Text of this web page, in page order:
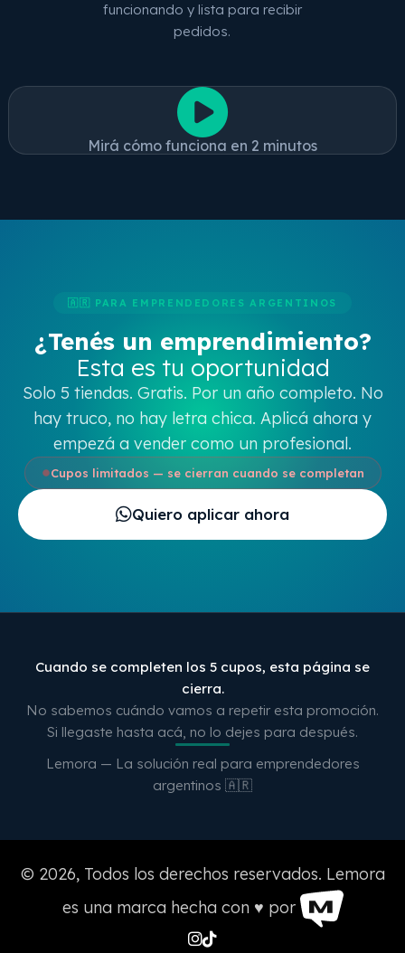
funcionando y lista para recibir
pedidos.
Mirá cómo funciona en 2 minutos
🇦🇷 PARA EMPRENDEDORES ARGENTINOS
¿Tenés un emprendimiento?
Esta es tu oportunidad
Solo 5 tiendas. Gratis. Por un año completo. No
hay truco, no hay letra chica. Aplicá ahora y
empezá a vender como un profesional.
Cupos limitados — se cierran cuando se completan
Quiero aplicar ahora
Urgencia —
Cuando se completen los 5 cupos, esta página se
cierra.
No sabemos cuándo vamos a repetir esta promoción.
Si llegaste hasta acá, no lo dejes para después.
Lemora — La solución real para emprendedores
argentinos 🇦🇷
© 2026, Todos los derechos reservados. Lemora
es una marca hecha con ♥️ por